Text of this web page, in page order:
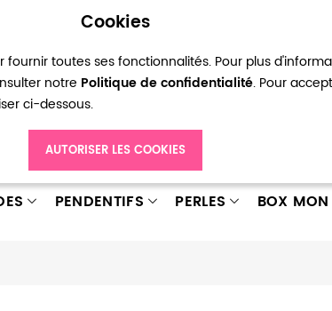
Cookies
toutes ses fonctionnalités. Pour plus
notre Politique de confidentialité. Pour
ci-dessous.
AUTORISER LES COOKIES
Ma liste d’envies Connexion
PENDENTIFS PERLES BOX